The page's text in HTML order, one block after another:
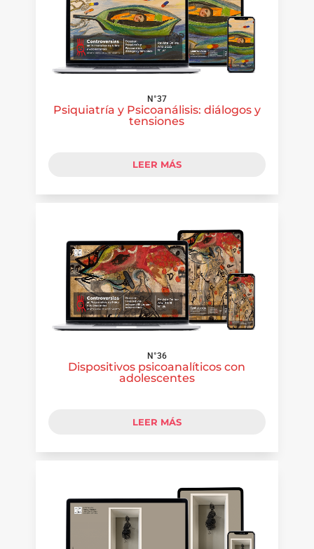
N°37
Psiquiatría y Psicoanálisis: diálogos y
tensiones
LEER MÁS
N°36
Dispositivos psicoanalíticos con
adolescentes
LEER MÁS